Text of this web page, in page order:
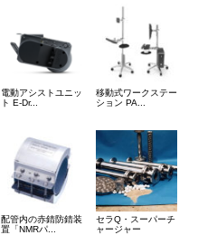
電動アシストユニッ
ト E-Dr...
移動式ワークステー
ション PA...
配管内の赤錆防錆装
置「NMRパ...
セラQ・スーパーチ
ャージャー